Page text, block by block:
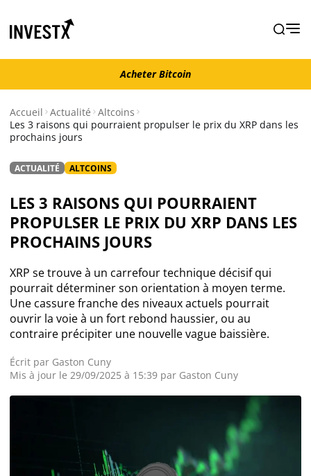
Acheter Bitcoin
Actualité
Actualité Bitcoin
Actualité Ethereum
Actualité Altcoins
Actualité NFT
Actualité Exchanges
Actualité IA
Acheter Cryptomonnaies
Acheter Bitcoin
Accueil Actualité Altcoins
Les 3 raisons qui pourraient propulser le prix du XRP dans les
prochains jours
ACTUALITÉ ALTCOINS
LES 3 RAISONS QUI POURRAIENT
PROPULSER LE PRIX DU XRP DANS LES
PROCHAINS JOURS
XRP se trouve à un carrefour technique décisif qui
pourrait déterminer son orientation à moyen terme.
Une cassure franche des niveaux actuels pourrait
ouvrir la voie à un fort rebond haussier, ou au
contraire précipiter une nouvelle vague baissière.
Écrit par Gaston Cuny
Mis à jour le 29/09/2025 à 15:39 par Gaston Cuny